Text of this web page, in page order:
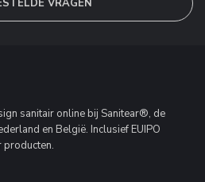
sanitair online bij Sanitear®, de
en België. Inclusief EUIPO
producten.